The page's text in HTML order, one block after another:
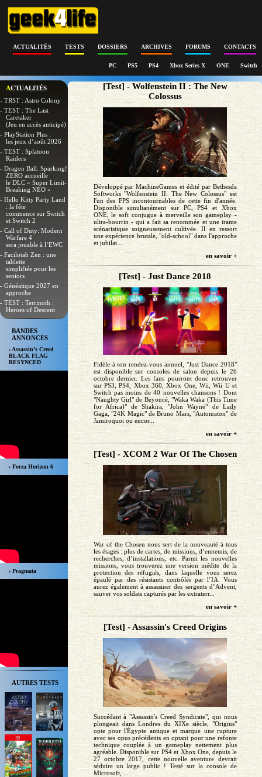
ACTUALITÉS TESTS DOSSIERS ARCHIVES FORUMS CONTACTS
PC PS5 PS4 Xbox Series X ONE Switch
ACTUALITÉS
- TRST : Astro Colony
- TEST : The Last
Caretaker
(Jeu en accès anticipé)
- PlayStation Plus :
les jeux d’août 2026
- TEST : Splatoon
Raiders
- Dragon Ball: Sparking!
ZERO accueille
le DLC « Super Limit-
Breaking NEO »
- Hello Kitty Party Land
: la fête
commence sur Switch
et Switch 2
- Call of Duty: Modern
Warfare 4
sera jouable à l’EWC
- Facilotab Zen : une
tablette
simplifiée pour les
seniors
- Généatique 2027 en
approche
- TEST : Terrinoth :
Heroes of Descent
BANDES
ANNONCES
› Assassin’s Creed
BLACK FLAG
RESYNCED
› Forza Horizon 6
› Pragmata
AUTRES TESTS
[Test] - Wolfenstein II : The New
Colossus
Développé par MachineGames et édité par Bethesda
Softworks "Wolfenstein II: The New Colossus" est
l'un des FPS incontournables de cette fin d'année.
Disponible simultanément sur PC, PS4 et Xbox
ONE, le soft conjugue à merveille son gameplay -
ultra-bourrin - qui a fait sa renommée et une trame
scénaristique soigneusement cultivée. Il en ressort
une expérience brutale, "old-school" dans l'approche
et jubilat...
en savoir +
[Test] - Just Dance 2018
Fidèle à son rendez-vous annuel, "Just Dance 2018"
est disponible sur consoles de salon depuis le 26
octobre dernier. Les fans pourront donc retrouver
sur PS3, PS4, Xbox 360, Xbox One, Wii, Wii U et
Switch pas moins de 40 nouvelles chansons ! Dont
"Naughty Girl" de Beyoncé, "Waka Waka (This Time
for Africa)" de Shakira, "John Wayne" de Lady
Gaga, "24K Magic" de Bruno Mars, "Automaton" de
Jamiroquoi ou encor...
en savoir +
[Test] - XCOM 2 War Of The Chosen
War of the Chosen nous sert de la nouveauté à tous
les étages : plus de cartes, de missions, d’ennemis, de
recherches, d’installations, etc. Parmi les nouvelles
missions, vous trouverez une version inédite de la
protection des réfugiés, dans laquelle vous serez
épaulé par des résistants contrôlés par l’IA. Vous
aurez également à assassiner des sergents d’Advent,
sauver vos soldats capturés par les extraterr...
en savoir +
[Test] - Assassin's Creed Origins
Succédant à "Assassin's Creed Syndicate", qui nous
plongeait dans Londres du XIXe siècle, "Origins"
opte pour l'Égypte antique et marque une rupture
avec ses opus précédents en optant pour une refonte
technique couplée à un gameplay nettement plus
agréable. Disponible sur PS4 et Xbox One, depuis le
27 octobre 2017, cette nouvelle aventure devrait
séduire un large public ! Testé sur la console de
Microsoft, ...